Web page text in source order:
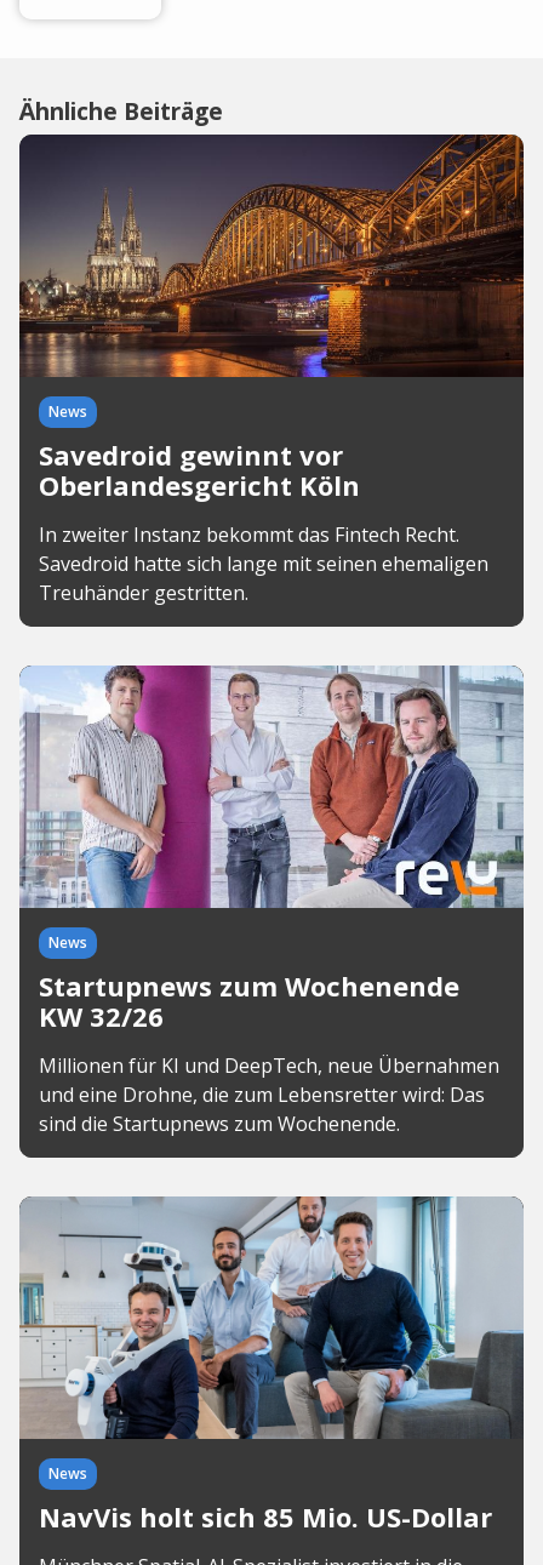
Ähnliche Beiträge
News
Savedroid gewinnt vor
Oberlandesgericht Köln
In zweiter Instanz bekommt das Fintech Recht.
Savedroid hatte sich lange mit seinen ehemaligen
Treuhänder gestritten.
News
Startupnews zum Wochenende
KW 32/26
Millionen für KI und DeepTech, neue Übernahmen
und eine Drohne, die zum Lebensretter wird: Das
sind die Startupnews zum Wochenende.
News
NavVis holt sich 85 Mio. US-Dollar